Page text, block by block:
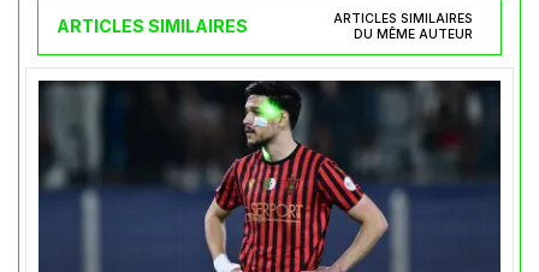
ARTICLES SIMILAIRES
ARTICLES SIMILAIRES
DU MÊME AUTEUR